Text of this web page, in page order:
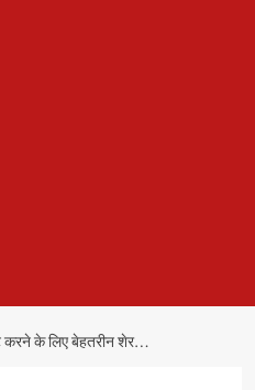
करने के लिए बेहतरीन शेर…